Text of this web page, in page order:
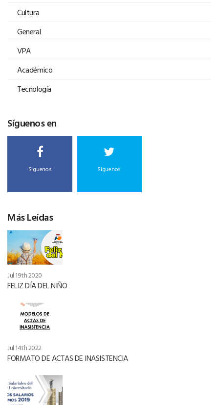
Cultura
General
VPA
Académico
Tecnología
Síguenos en
Siguenos Siguenos
Más Leídas
Jul 19th 2020
FELIZ DÍA DEL NIÑO
Jul 14th 2022
FORMATO DE ACTAS DE INASISTENCIA